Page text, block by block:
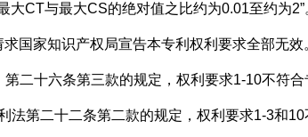
大CT与最大CS的绝对值之比约为0.01至约为2”
家知识产权局宣告本专利权利要求全部无效
二十六条第三款的规定，权利要求1-10不符
法第二十二条第二款的规定，权利要求1-3和